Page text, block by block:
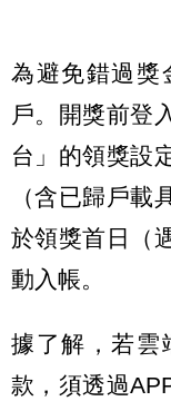
為避免錯過獎
戶。開獎前登
台」的領獎設
（含已歸戶載
於領獎首日（
動入帳。
據了解，若雲
款，須透過